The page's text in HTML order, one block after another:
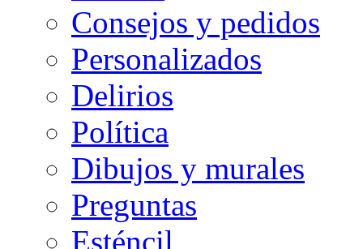
Consejos y pedidos
Personalizados
Delirios
Política
Dibujos y murales
Preguntas
Esténcil